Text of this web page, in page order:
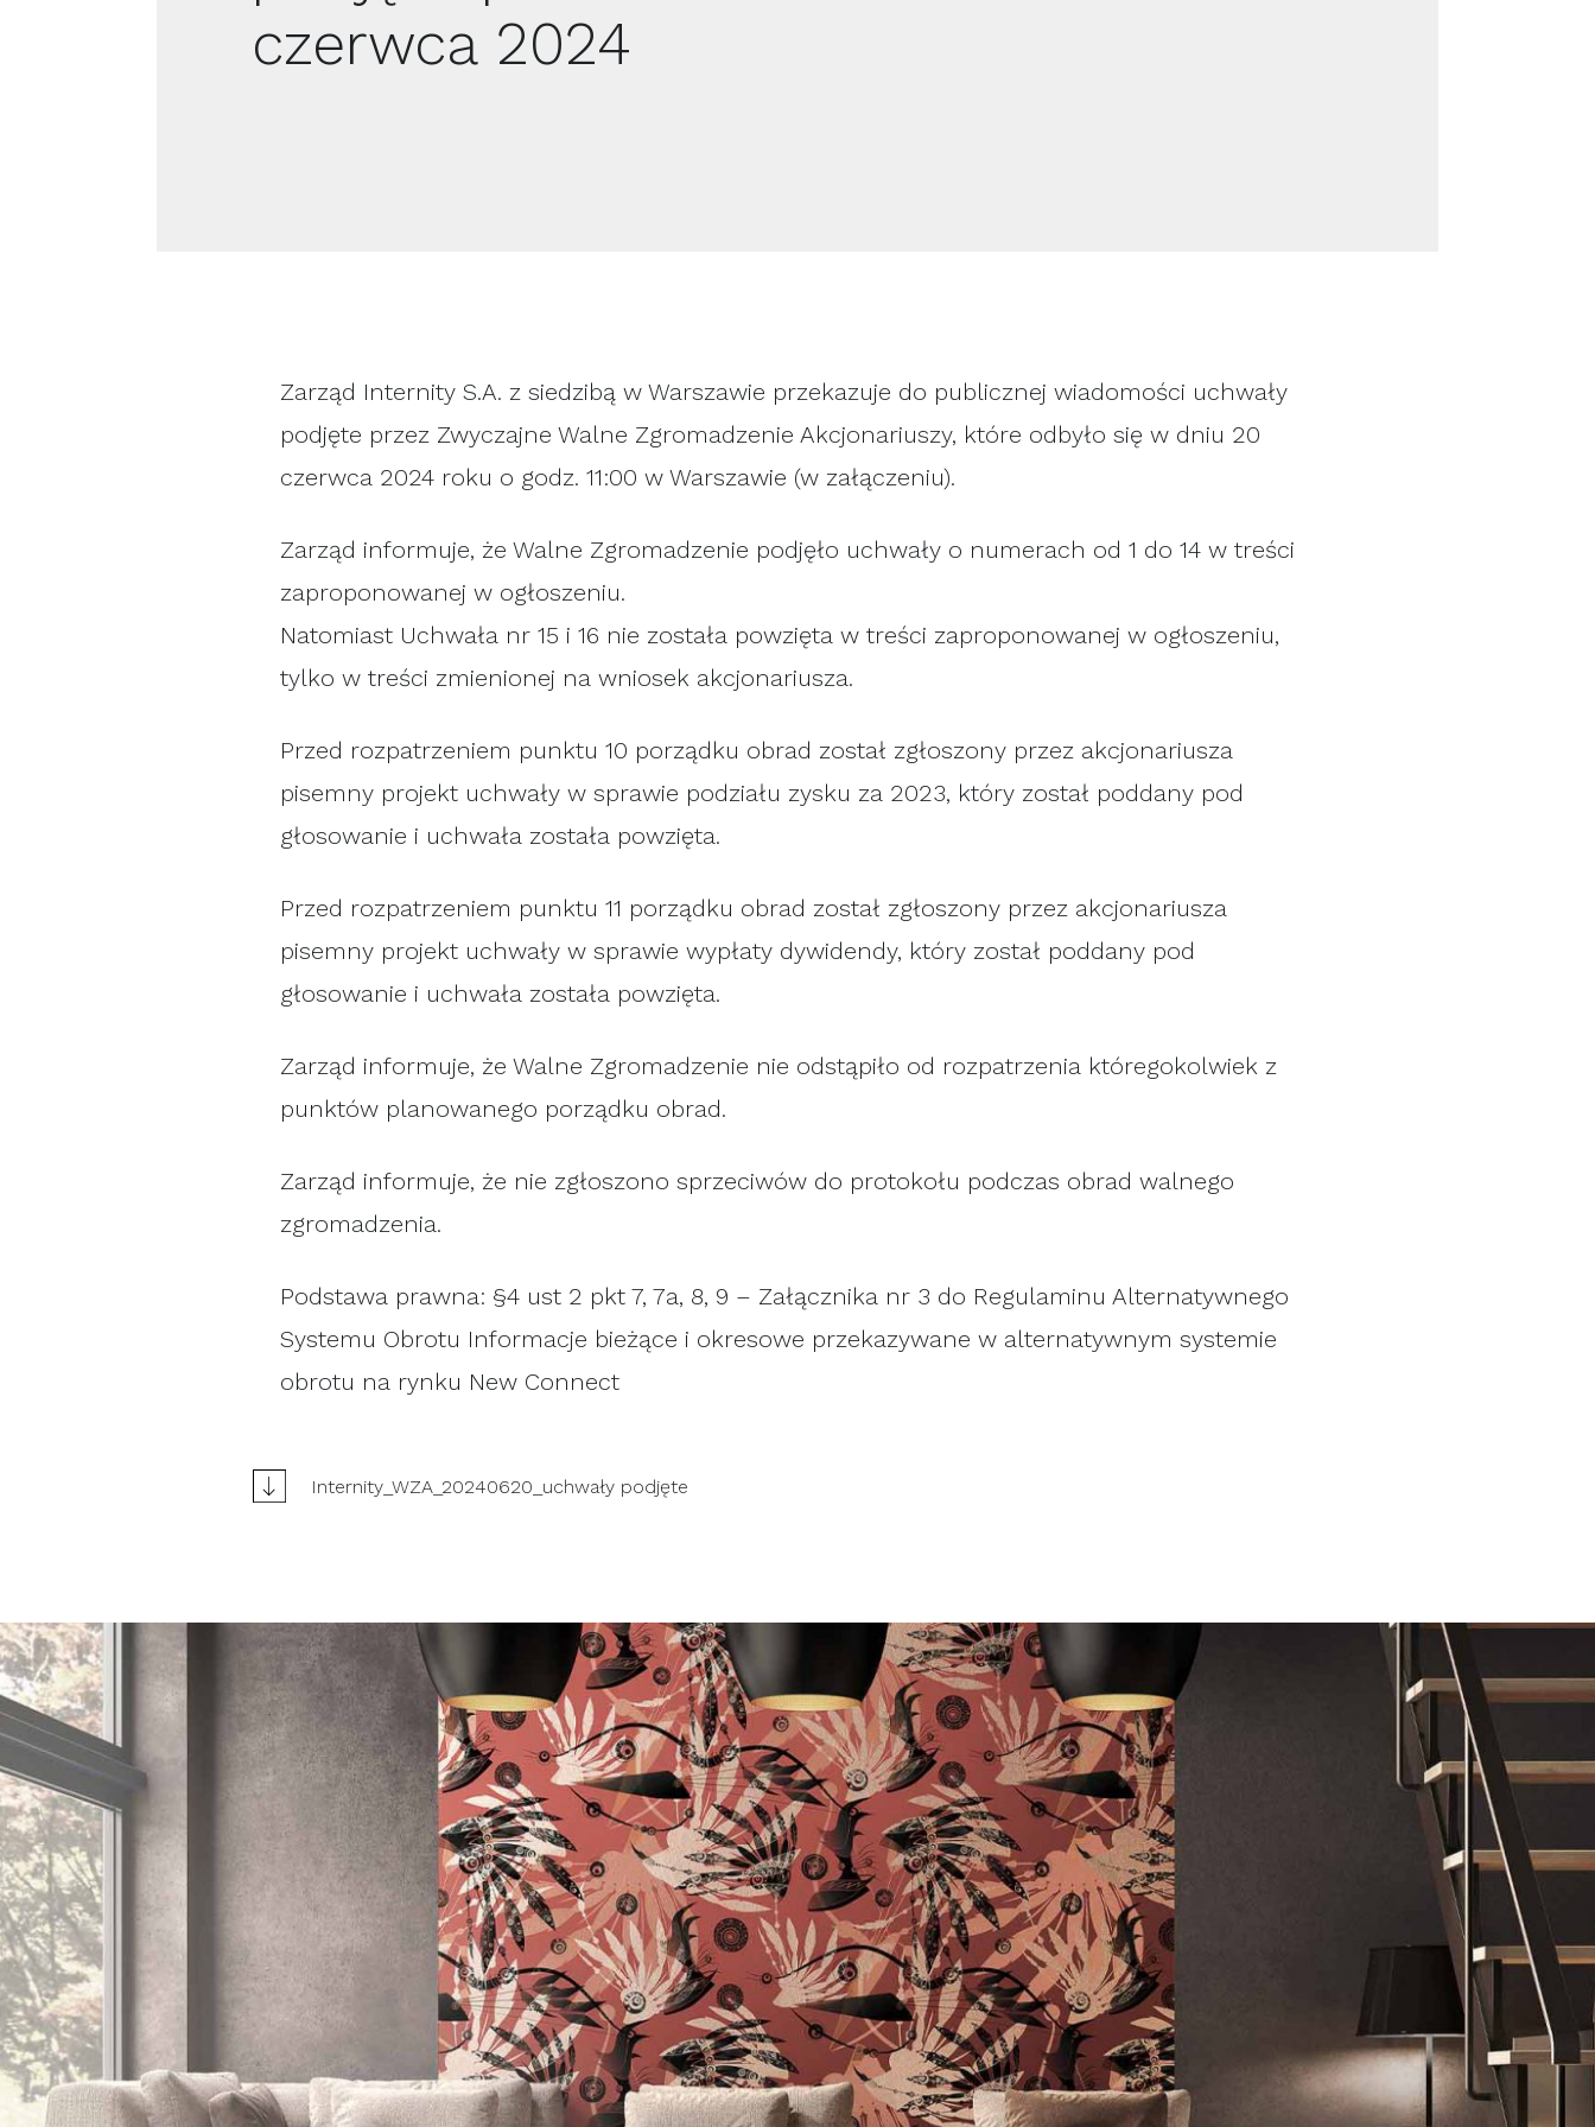
czerwca 2024
Zarząd Internity S.A. z siedzibą w Warszawie przekazuje do publicznej wiadomości uchwały
podjęte przez Zwyczajne Walne Zgromadzenie Akcjonariuszy, które odbyło się w dniu 20
czerwca 2024 roku o godz. 11:00 w Warszawie (w załączeniu).
Zarząd informuje, że Walne Zgromadzenie podjęło uchwały o numerach od 1 do 14 w treści
zaproponowanej w ogłoszeniu.
Natomiast Uchwała nr 15 i 16 nie została powzięta w treści zaproponowanej w ogłoszeniu,
tylko w treści zmienionej na wniosek akcjonariusza.
Przed rozpatrzeniem punktu 10 porządku obrad został zgłoszony przez akcjonariusza
pisemny projekt uchwały w sprawie podziału zysku za 2023, który został poddany pod
głosowanie i uchwała została powzięta.
Przed rozpatrzeniem punktu 11 porządku obrad został zgłoszony przez akcjonariusza
pisemny projekt uchwały w sprawie wypłaty dywidendy, który został poddany pod
głosowanie i uchwała została powzięta.
Zarząd informuje, że Walne Zgromadzenie nie odstąpiło od rozpatrzenia któregokolwiek z
punktów planowanego porządku obrad.
Zarząd informuje, że nie zgłoszono sprzeciwów do protokołu podczas obrad walnego
zgromadzenia.
Podstawa prawna: §4 ust 2 pkt 7, 7a, 8, 9 – Załącznika nr 3 do Regulaminu Alternatywnego
Systemu Obrotu Informacje bieżące i okresowe przekazywane w alternatywnym systemie
obrotu na rynku New Connect
Internity_WZA_20240620_uchwały podjęte